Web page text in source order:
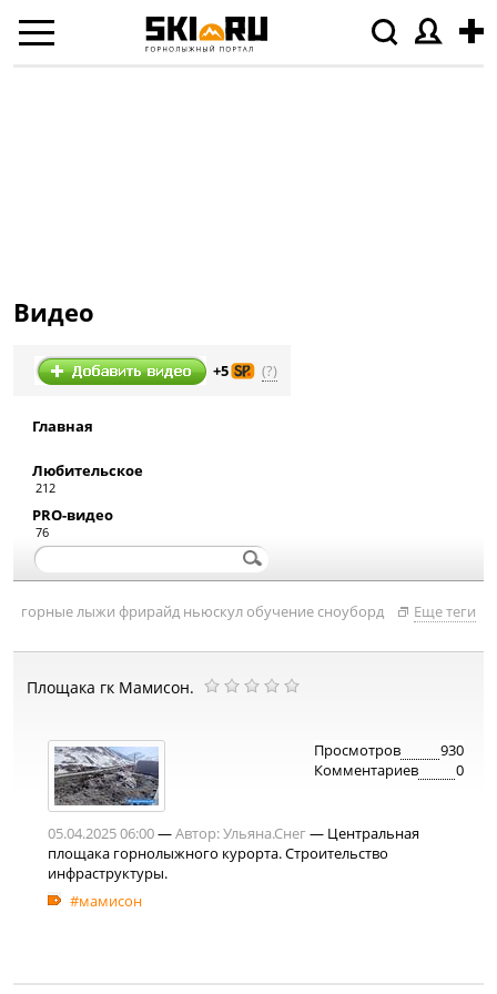
Видео
+5 (?)
Главная
Любительское
212
PRO-видео
76
горные лыжи фрирайд ньюскулобучениесноуборд Еще теги
Площака гк Мамисон.
Просмотров
930
Комментариев
0
05.04.2025 06:00—Автор:Ульяна.Снег— Центральная
площака горнолыжного курорта. Строительство
инфраструктуры.
#мамисон